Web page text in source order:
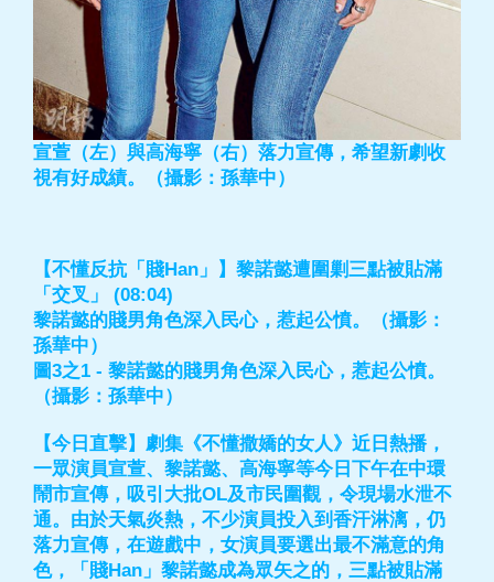
宣萱（左）與高海寧（右）落力宣傳，希望新劇收
視有好成績。（攝影：孫華中）
【不懂反抗「賤Han」】黎諾懿遭圍剿三點被貼滿
「交叉」 (08:04)
黎諾懿的賤男角色深入民心，惹起公憤。（攝影：
孫華中）
圖3之1 - 黎諾懿的賤男角色深入民心，惹起公憤。
（攝影：孫華中）
【今日直擊】劇集《不懂撒嬌的女人》近日熱播，
一眾演員宣萱、黎諾懿、高海寧等今日下午在中環
鬧市宣傳，吸引大批OL及市民圍觀，令現場水泄不
通。由於天氣炎熱，不少演員投入到香汗淋漓，仍
落力宣傳，在遊戲中，女演員要選出最不滿意的角
色，「賤Han」黎諾懿成為眾矢之的，三點被貼滿